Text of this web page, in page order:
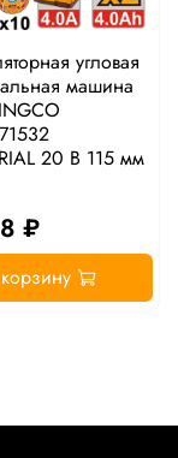
угловая
машина
20 В 115 мм
₽